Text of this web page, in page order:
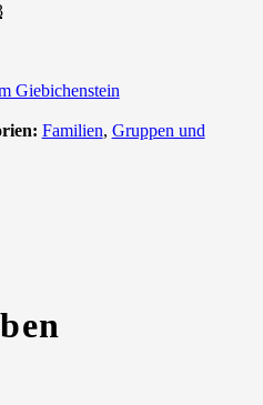
Giebichenstein
Familien, Gruppen und